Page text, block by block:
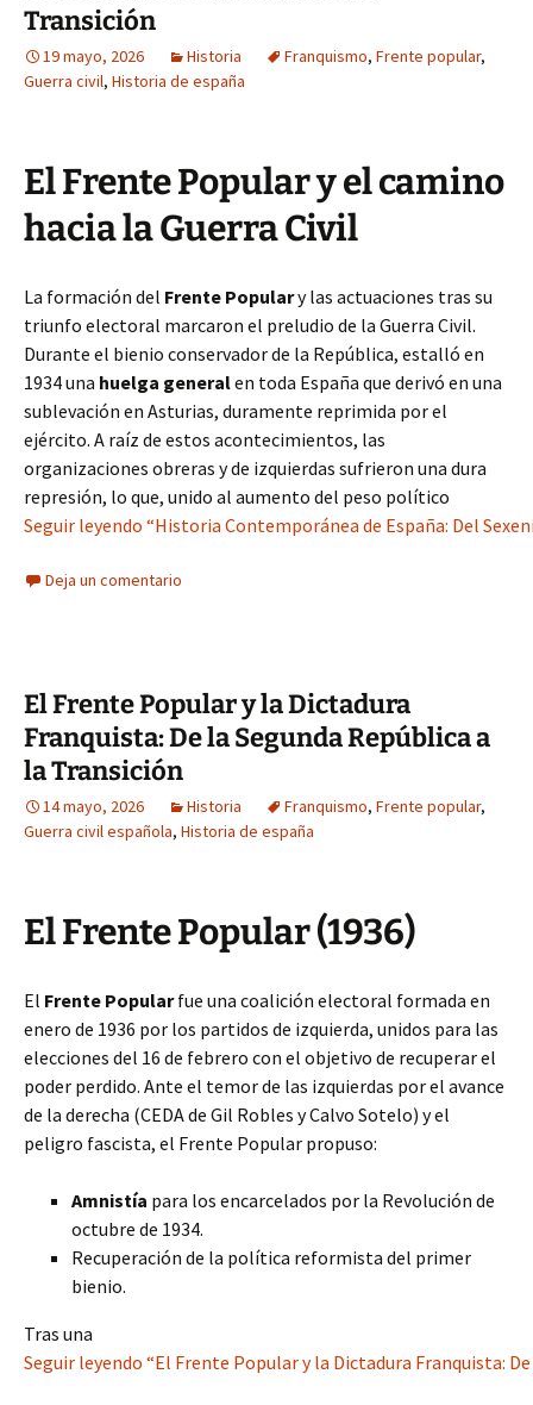
Transición
19 mayo, 2026 Historia Franquismo, Frente popular,
Guerra civil, Historia de españa
El Frente Popular y el camino
hacia la Guerra Civil
La formación del Frente Populary las actuaciones tras su
triunfo electoral marcaron el preludio de la Guerra Civil.
Durante el bienio conservador de la República, estalló en
1934 una huelga generalen toda España que derivó en una
sublevación en Asturias, duramente reprimida por el
ejército. A raíz de estos acontecimientos, las
organizaciones obreras y de izquierdas sufrieron una dura
represión, lo que, unido al aumento del peso político
Seguir leyendo “Historia Contemporánea de España: Del
Deja un comentario
El Frente Popular y la Dictadura
Franquista: De la Segunda República a
la Transición
14 mayo, 2026 Historia Franquismo, Frente popular,
Guerra civil española, Historia de españa
El Frente Popular (1936)
El Frente Popularfue una coalición electoral formada en
enero de 1936 por los partidos de izquierda, unidos para las
elecciones del 16 de febrero con el objetivo de recuperar el
poder perdido. Ante el temor de las izquierdas por el avance
de la derecha (CEDA de Gil Robles y Calvo Sotelo) y el
peligro fascista, el Frente Popular propuso:
Amnistía para los encarcelados por la Revolución de
octubre de 1934.
Recuperación de la política reformista del primer
bienio.
Tras una
Seguir leyendo “El Frente Popular y la Dictadura Franquista: